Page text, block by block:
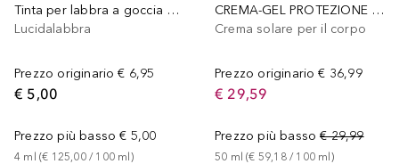
Tinta per labbra a goccia di Lottie X Vampire Diaries - Strega
Lucidalabbra
Prezzo originario € 6,95
€ 5,00
Prezzo più basso € 5,00
4 ml (€ 125,00 / 100 ml)
CREMA-GEL PROTEZIONE GIORNALIERA SPF30
Crema solare per il corpo
Prezzo originario € 36,99
€ 29,59
Prezzo più basso € 29,99
50 ml (€ 59,18 / 100 ml)